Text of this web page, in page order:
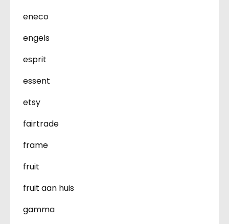
eneco
engels
esprit
essent
etsy
fairtrade
frame
fruit
fruit aan huis
gamma